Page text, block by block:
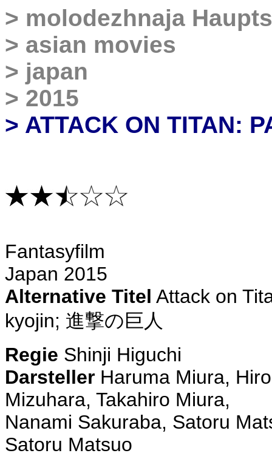
> molodezhnaja
> asian movies
> japan
> 2015
> ATTACK ON TITAN:
Fantasyfilm
Japan 2015
Alternative Titel Attack on
kyojin; 進撃の巨人
Regie Shinji Higuchi
Darsteller Haruma Miura,
Mizuhara, Takahiro Miura,
Nanami Sakuraba, Satoru
Satoru Matsuo